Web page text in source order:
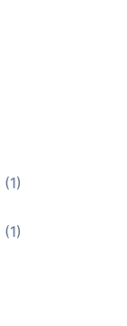
(1)
(1)